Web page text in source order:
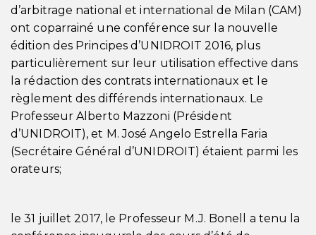
d’arbitrage national et international de Milan (CAM)
ont coparrainé une conférence sur la nouvelle
édition des Principes d’UNIDROIT 2016, plus
particulièrement sur leur utilisation effective dans
la rédaction des contrats internationaux et le
règlement des différends internationaux. Le
Professeur Alberto Mazzoni (Président
d’UNIDROIT), et M. José Angelo Estrella Faria
(Secrétaire Général d’UNIDROIT) étaient parmi les
orateurs;
le 31 juillet 2017, le Professeur M.J. Bonell a tenu la